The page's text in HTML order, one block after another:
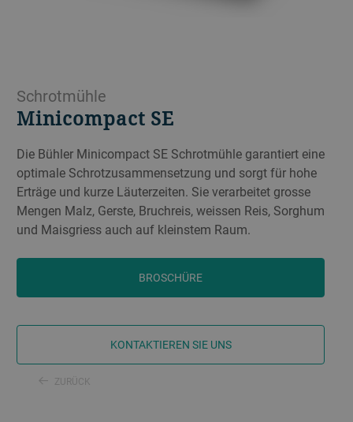
Schrotmühle
Minicompact SE
Die Bühler Minicompact SE Schrotmühle garantiert eine
optimale Schrotzusammensetzung und sorgt für hohe
Erträge und kurze Läuterzeiten. Sie verarbeitet grosse
Mengen Malz, Gerste, Bruchreis, weissen Reis, Sorghum
und Maisgriess auch auf kleinstem Raum.
BROSCHÜRE
KONTAKTIEREN SIE UNS
ZURÜCK